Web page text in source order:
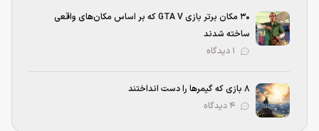
۳۰ مکان برتر بازی GTA V که بر اساس مکان‌های واقعی
ساخته شدند
۸ بازی که گیمرها را دست انداختند